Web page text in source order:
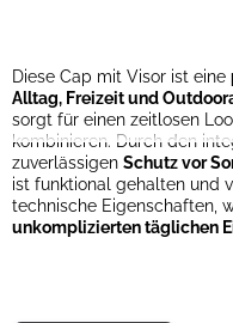
Diese Cap mit Visor ist eine
Alltag, Freizeit und
sorgt für einen zeitlosen
kombinieren. Durch den
zuverlässigen Schutz vor
ist funktional gehalten und
technische Eigenschaften,
unkomplizierten täglichen